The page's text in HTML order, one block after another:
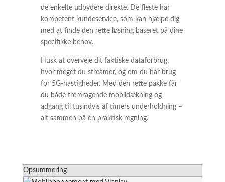
de enkelte udbydere direkte. De fleste har
kompetent kundeservice, som kan hjælpe dig
med at finde den rette løsning baseret på dine
specifikke behov.
Husk at overveje dit faktiske dataforbrug,
hvor meget du streamer, og om du har brug
for 5G-hastigheder. Med den rette pakke får
du både fremragende mobildækning og
adgang til tusindvis af timers underholdning –
alt sammen på én praktisk regning.
Opsummering